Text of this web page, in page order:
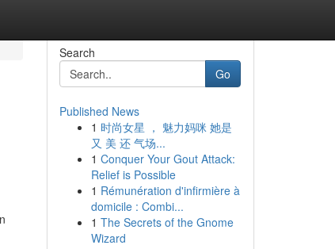
Search
Go
Published News
1 时尚女星 ， 魅力妈咪 她是
又 美 还 气场...
1 Conquer Your Gout Attack:
Relief is Possible
1 Rémunération d'infirmière à
domicile : Combi...
1 The Secrets of the Gnome
Wizard